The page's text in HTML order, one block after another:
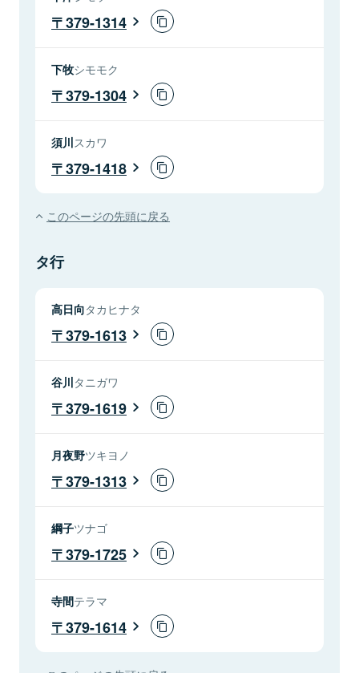
379-1314
下牧シモモク
379-1304
須川スカワ
379-1418
このページの先頭に戻る
タ行
高日向タカヒナタ
379-1613
谷川タニガワ
379-1619
月夜野ツキヨノ
379-1313
綱子ツナゴ
379-1725
寺間テラマ
379-1614